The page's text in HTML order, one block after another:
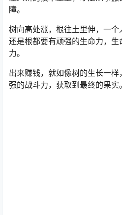
障。
树向高处涨，根往土里伸，一个
还是根都要有顽强的生命力，生
力。
出来赚钱，就如像树的生长一
强的战斗力，获取到最终的果实。